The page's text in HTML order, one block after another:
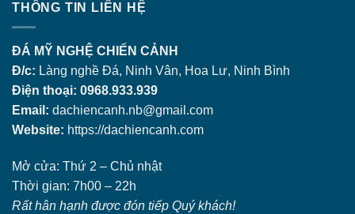
THÔNG TIN LIÊN HỆ
ĐÁ MỸ NGHỆ CHIẾN CẢNH
Đ/c: Làng nghề Đá, Ninh Vân, Hoa Lư, Ninh Bình
Điện thoại: 0968.933.939
Email: dachiencanh.nb@gmail.com
Website: https://dachiencanh.com
Mở cửa: Thứ 2 – Chủ nhật
Thời gian: 7h00 – 22h
Rất hân hạnh được đón tiếp Quý khách!